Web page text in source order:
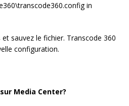
in
sauvez le fichier. Transcode 360
configuration.
Media Center?